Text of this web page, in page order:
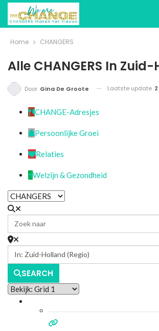
Home CHANGERS
Alle CHANGERS In
Door Gina De Groote Laatste update
CHANGE-Adresjes
Persoonlijke Groei
Relaties
Welzijn & Gezondheid
SEARCH